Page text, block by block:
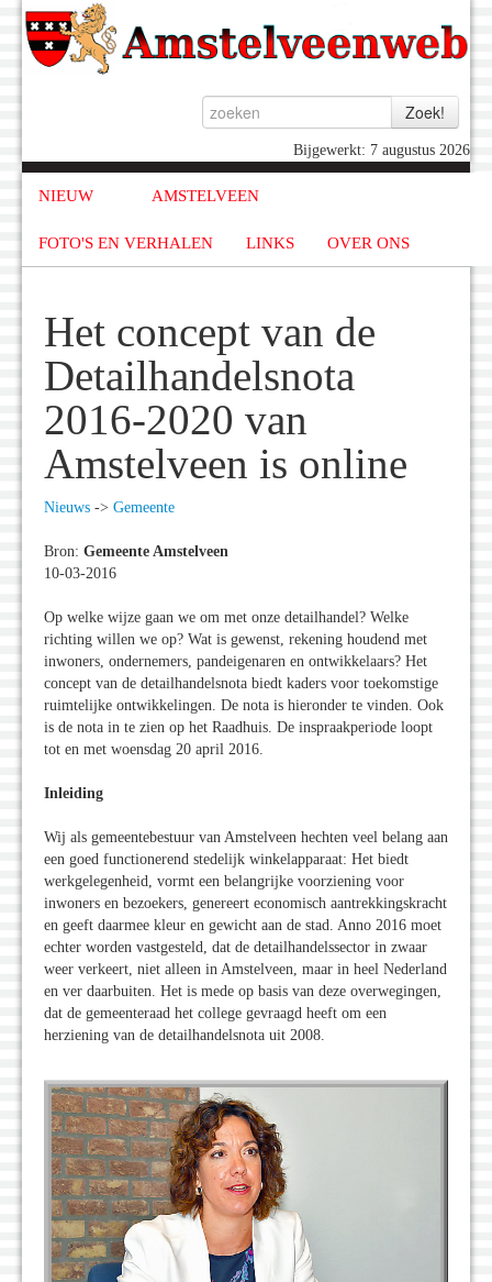
Bijgewerkt: 7 augustus 2026
NIEUW AMSTELVEEN
FOTO'S EN VERHALEN LINKS OVER ONS
Het concept van de
Detailhandelsnota
2016-2020 van
Amstelveen is online
Nieuws -> Gemeente
Bron: Gemeente Amstelveen
10-03-2016
Op welke wijze gaan we om met onze detailhandel? Welke
richting willen we op? Wat is gewenst, rekening houdend met
inwoners, ondernemers, pandeigenaren en ontwikkelaars? Het
concept van de detailhandelsnota biedt kaders voor toekomstige
ruimtelijke ontwikkelingen. De nota is hieronder te vinden. Ook
is de nota in te zien op het Raadhuis. De inspraakperiode loopt
tot en met woensdag 20 april 2016.
Inleiding
Wij als gemeentebestuur van Amstelveen hechten veel belang aan
een goed functionerend stedelijk winkelapparaat: Het biedt
werkgelegenheid, vormt een belangrijke voorziening voor
inwoners en bezoekers, genereert economisch aantrekkingskracht
en geeft daarmee kleur en gewicht aan de stad. Anno 2016 moet
echter worden vastgesteld, dat de detailhandelssector in zwaar
weer verkeert, niet alleen in Amstelveen, maar in heel Nederland
en ver daarbuiten. Het is mede op basis van deze overwegingen,
dat de gemeenteraad het college gevraagd heeft om een
herziening van de detailhandelsnota uit 2008.